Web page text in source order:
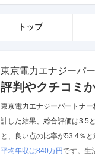
トップ
東京電力エナジーパ
評判やクチコミ
東京電力エナジーパートナ
計した結果、 総合評価は3.5
と、良い点の比率が53.4％
平均年収は840万円です。 生